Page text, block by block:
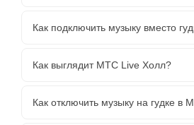
Как подключить музыку вместо
Как выглядит МТС Live Холл?
Как отключить музыку на гудке в